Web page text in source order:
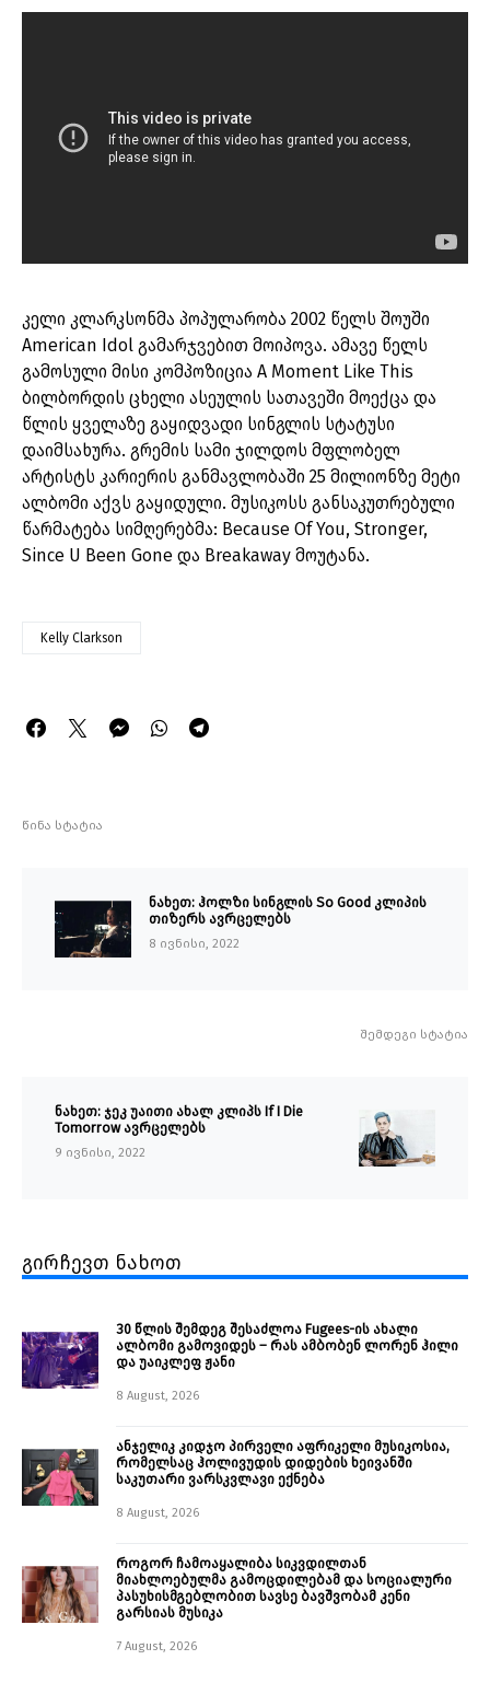
კელი კლარკსონმა პოპულარობა 2002 წელს შოუში
American Idol გამარჯვებით მოიპოვა. ამავე წელს
გამოსული მისი კომპოზიცია A Moment Like This
ბილბორდის ცხელი ასეულის სათავეში მოექცა და
წლის ყველაზე გაყიდვადი სინგლის სტატუსი
დაიმსახურა. გრემის სამი ჯილდოს მფლობელ
არტისტს კარიერის განმავლობაში 25 მილიონზე მეტი
ალბომი აქვს გაყიდული. მუსიკოსს განსაკუთრებული
წარმატება სიმღერებმა: Because Of You, Stronger,
Since U Been Gone და Breakaway მოუტანა.
Kelly Clarkson
წინა სტატია
ნახეთ: ჰოლზი სინგლის So Good კლიპის
თიზერს ავრცელებს
8 ივნისი, 2022
შემდეგი სტატია
ნახეთ: ჯეკ უაითი ახალ კლიპს If I Die
Tomorrow ავრცელებს
9 ივნისი, 2022
გირჩევთ ნახოთ
30 წლის შემდეგ შესაძლოა Fugees-ის ახალი
ალბომი გამოვიდეს – რას ამბობენ ლორენ ჰილი
და უაიკლეფ ჟანი
8 August, 2026
ანჯელიკ კიდჯო პირველი აფრიკელი მუსიკოსია,
რომელსაც ჰოლივუდის დიდების ხეივანში
საკუთარი ვარსკვლავი ექნება
8 August, 2026
როგორ ჩამოაყალიბა სიკვდილთან
მიახლოებულმა გამოცდილებამ და სოციალური
პასუხისმგებლობით სავსე ბავშვობამ კენი
გარსიას მუსიკა
7 August, 2026